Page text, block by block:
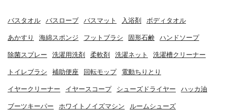
バスタオル バスローブ バスマット 入浴剤 ボディタオル
あかすり 海綿スポンジ フットブラシ 固形石鹸 ハンドソープ
除菌スプレー 洗濯用洗剤 柔軟剤 洗濯ネット 洗濯槽クリーナー
トイレブラシ 補助便座 回転モップ 電動ちりとり
イヤークリーナー イヤースコープ シューズドライヤー ハッカ油
ブーツキーパー ホワイトノイズマシン ルームシューズ